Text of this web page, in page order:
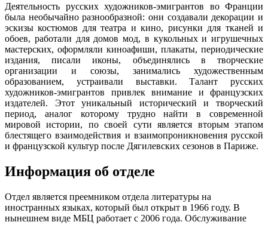
Деятельность русских художников-эмигрантов во Франции
была необычайно разнообразной: они создавали декорации и
эскизы костюмов для театра и кино, рисунки для тканей и
обоев, работали для домов мод, в кукольных и игрушечных
мастерских, оформляли киноафиши, плакаты, периодические
издания, писали иконы, объединялись в творческие
организации и союзы, занимались художественным
образованием, устраивали выставки. Талант русских
художников-эмигрантов привлек внимание и французских
издателей. Этот уникальный исторический и творческий
период, аналог которому трудно найти в современной
мировой истории, по своей сути является вторым этапом
блестящего взаимодействия и взаимопроникновения русской
и французской культур после Дягилевских сезонов в Париже.
Информация об отделе
Отдел является преемником отдела литературы на
иностранных языках, который был открыт в 1966 году. В
нынешнем виде МБЦ работает с 2006 года. Обслуживание